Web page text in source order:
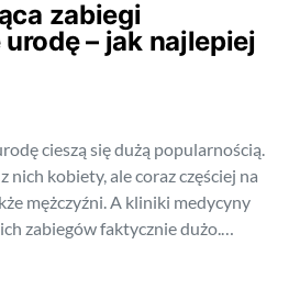
zabiegi
– jak najlepiej
cieszą się dużą popularnością.
nich kobiety, ale coraz częściej na
mężczyźni. A kliniki medycyny
zabiegów faktycznie dużo.…